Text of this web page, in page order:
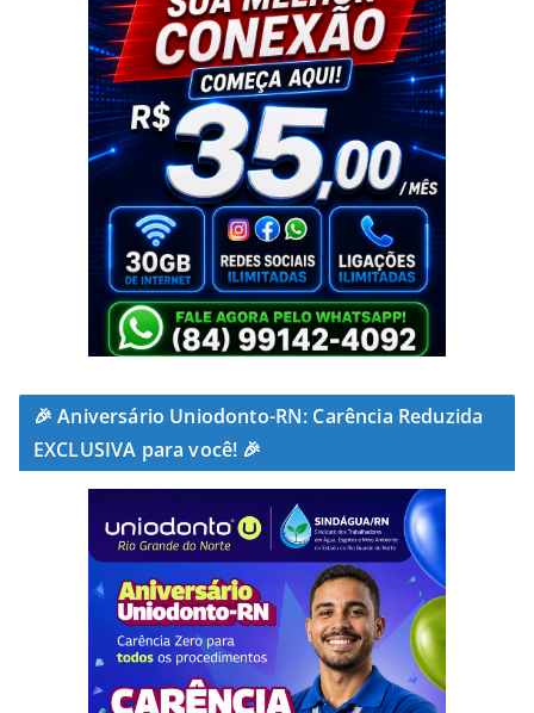
🎉 Aniversário Uniodonto-RN: Carência Reduzida
EXCLUSIVA para você! 🎉